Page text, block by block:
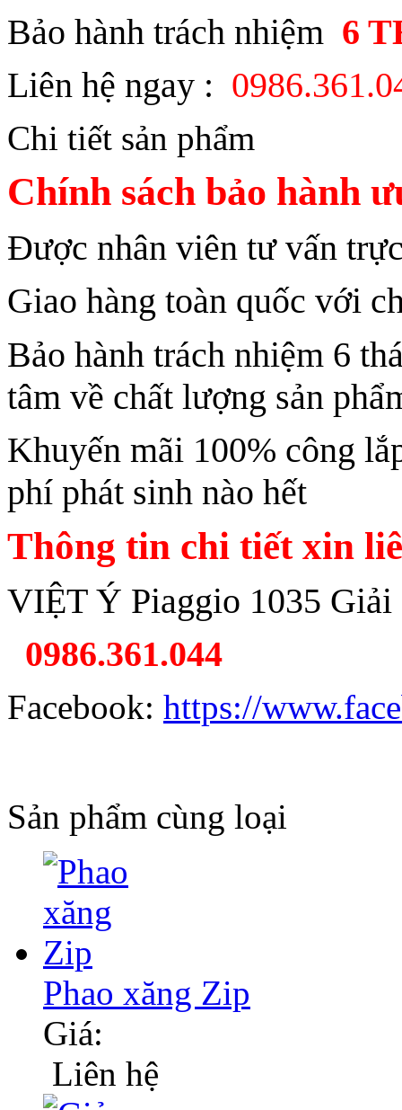
Bảo hành trách nhiệm 6
Liên hệ ngay :
Chi tiết sản phẩm
Chính sách bảo hành
Được nhân viên tư vấn
Giao hàng toàn quốc với
Bảo hành trách nhiệm 6
tâm về chất lượng sản
Khuyến mãi 100% công
phí phát sinh nào hết
Thông tin chi tiết xin
VIỆT Ý Piaggio 1035
0986.361.044
Facebook: https://
Sản phẩm cùng loại
Phao xăng Zip
Giá:
Liên hệ